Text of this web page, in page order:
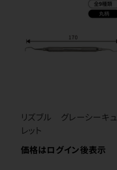
リズブル グレーシーキュ
レット
価格はログイン後表示